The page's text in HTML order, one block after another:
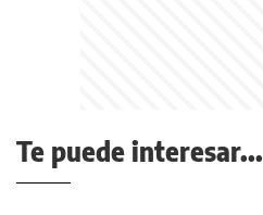
Te puede interesar...